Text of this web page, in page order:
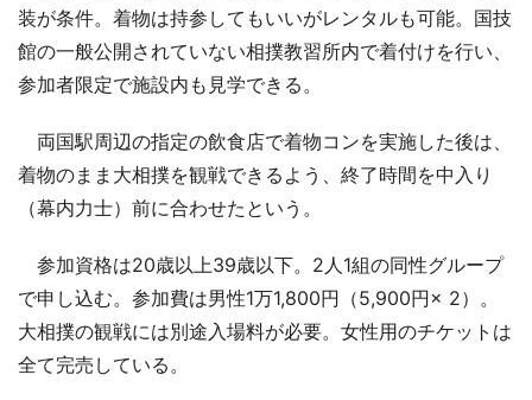
装が条件。着物は持参してもいいがレンタルも可能。国技
館の一般公開されていない相撲教習所内で着付けを行い、
参加者限定で施設内も見学できる。
両国駅周辺の指定の飲食店で着物コンを実施した後は、
着物のまま大相撲を観戦できるよう、終了時間を中入り
（幕内力士）前に合わせたという。
参加資格は20歳以上39歳以下。2人1組の同性グループ
で申し込む。参加費は男性1万1,800円（5,900円× 2）。
大相撲の観戦には別途入場料が必要。女性用のチケットは
全て完売している。